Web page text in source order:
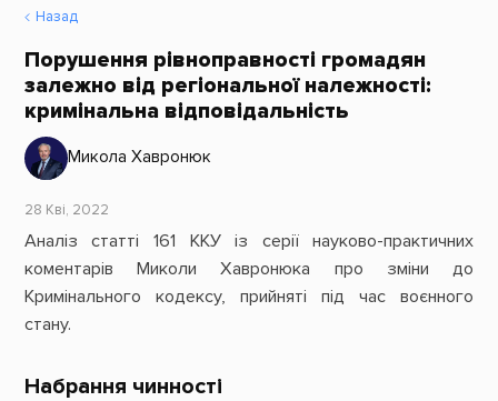
Назад
Порушення рівноправності громадян
залежно від регіональної належності:
кримінальна відповідальність
Микола Хавронюк
28 Кві, 2022
Аналіз статті 161 ККУ із серії науково-практичних
коментарів Миколи Хавронюка про зміни до
Кримінального кодексу, прийняті під час воєнного
стану.
Набрання чинності